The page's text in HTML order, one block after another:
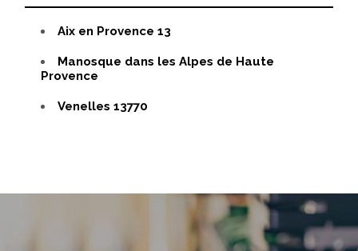
Aix en Provence 13
Manosque dans les Alpes de Haute
Provence
Venelles 13770